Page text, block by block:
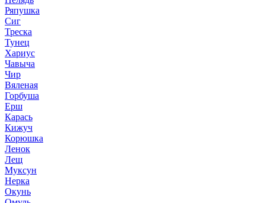
Ряпушка
Сиг
Треска
Тунец
Хариус
Чавыча
Чир
Вяленая
Горбуша
Ерш
Карась
Кижуч
Корюшка
Ленок
Лещ
Муксун
Нерка
Окунь